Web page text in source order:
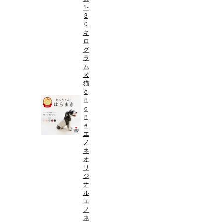
1-
3
0
キ
ロ
グ
ラ
ム
犬
猫
e
n
o
n
e
エ
ノ
ネ
オ
リ
ジ
ナ
ル
エ
ノ
ネ